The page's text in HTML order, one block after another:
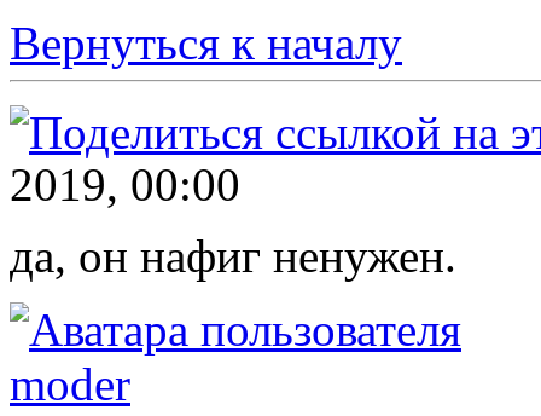
Вернуться к началу
2019, 00:00
да, он нафиг ненужен.
moder